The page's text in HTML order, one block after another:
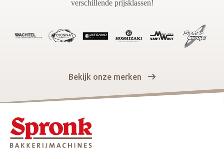
verschillende prijsklassen!
Bekijk onze merken